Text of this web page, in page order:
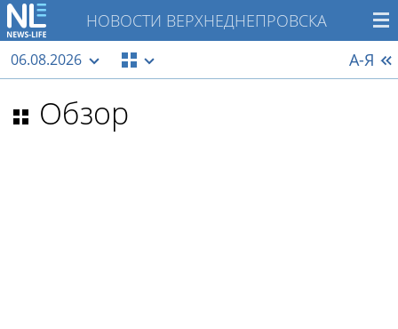
НОВОСТИ ВЕРХНЕДНЕПРОВСКА
06.08.2026 А-Я
Обзор